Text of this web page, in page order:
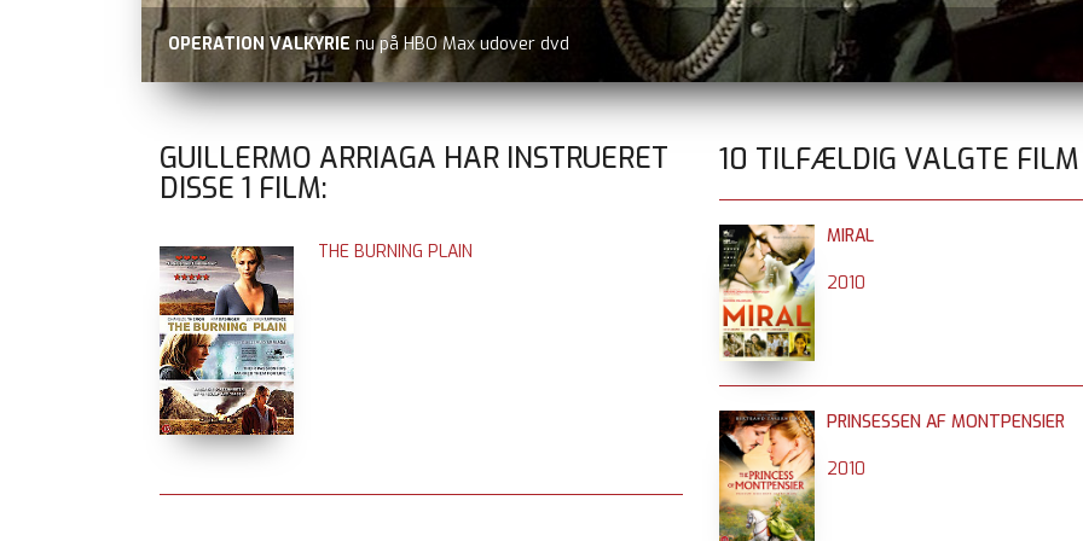
OPERATION VALKYRIE nu på HBO Max udover dvd
GUILLERMO ARRIAGA HAR INSTRUERET
DISSE 1 FILM:
THE BURNING PLAIN
10 TILFÆLDIG VALGTE FILM
MIRAL
2010
PRINSESSEN AF MONTPENSIER
2010